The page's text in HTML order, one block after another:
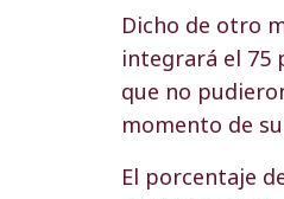
Dicho de otro
integrará el 75
que no
momento de
El porcentaje